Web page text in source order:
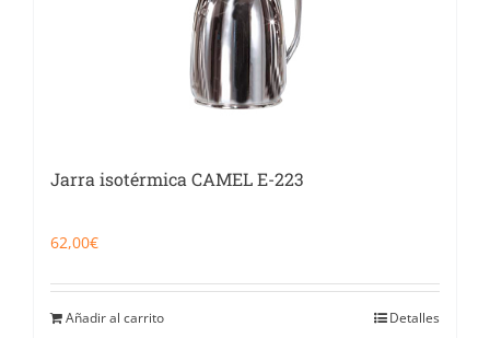
Jarra isotérmica CAMEL E-223
62,00€
Añadir al carrito Detalles